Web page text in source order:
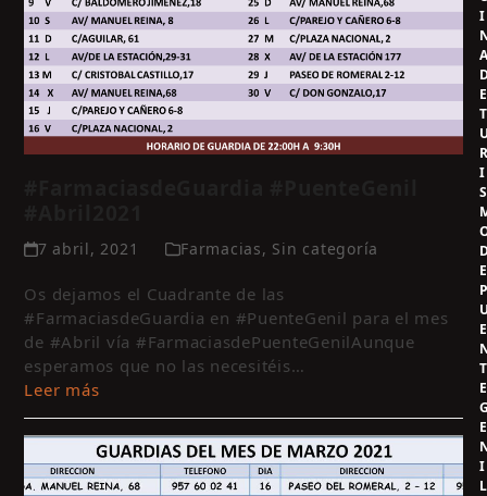
7 abril, 2021 Farmacias, Sin categoría
Os dejamos el Cuadrante de las
#FarmaciasdeGuardia en #PuenteGenil para el mes
de #Abril vía #FarmaciasdePuenteGenilAunque
esperamos que no las necesitéis…
Leer más
I
E
T
I
S
E
E
T
E
E
I
L